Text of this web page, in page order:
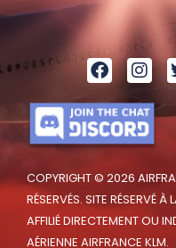
COPYRIGHT © 2026
RÉSERVÉS. SITE RÉSERVÉ
AFFILIÉ DIRECTEMENT OU
AÉRIENNE AIRFRANCE KLM.